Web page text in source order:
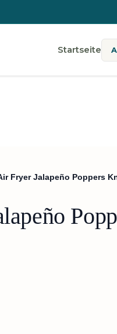
Startseite
Fryer Jalapeño Poppers